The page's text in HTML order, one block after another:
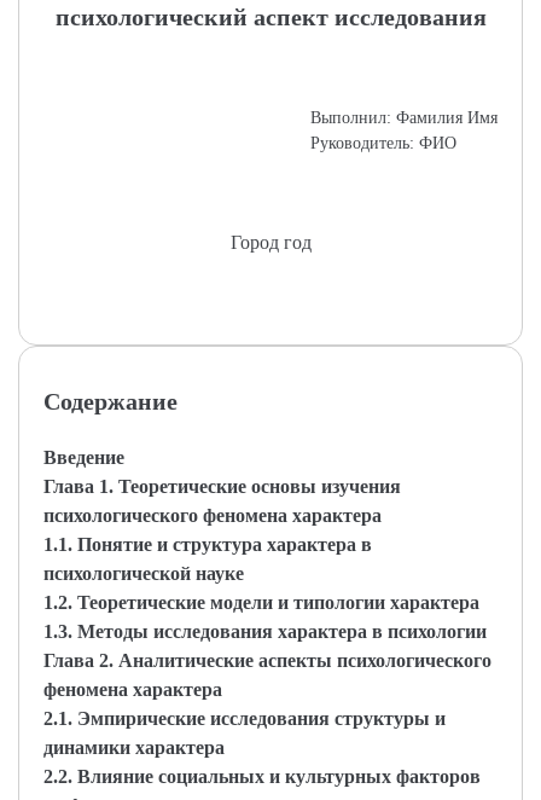
психологический аспект исследования
Выполнил: Фамилия Имя
Руководитель: ФИО
Город год
Содержание
Введение
Глава 1. Теоретические основы изучения
психологического феномена характера
1.1. Понятие и структура характера в
психологической науке
1.2. Теоретические модели и типологии характера
1.3. Методы исследования характера в психологии
Глава 2. Аналитические аспекты психологического
феномена характера
2.1. Эмпирические исследования структуры и
динамики характера
2.2. Влияние социальных и культурных факторов